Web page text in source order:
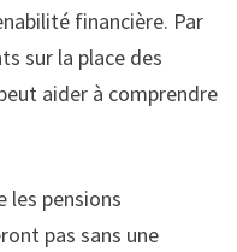
financière. Par
sur la place des
aider à comprendre
les pensions
pas sans une